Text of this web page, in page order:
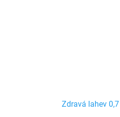
Zdravá lahev